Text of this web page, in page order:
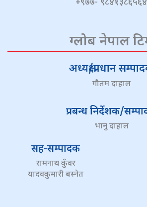
+९७७- ९८४१३८६५६४
ग्लोब नेपाल
अध्यक्ष/प्रधान
गौतम दाहाल
प्रबन्ध निर्देशक/
भानु दाहाल
सह-सम्पादक
रामनाथ कुँवर
यादवकुमारी बस्नेत